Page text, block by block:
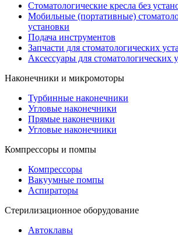
Стоматологические кресла без
Мобильные (портативные)
установки
Подача инструментов
Запчасти для стоматологических
Аксессуары для стоматологических
Наконечники и микромоторы
Турбинные наконечники
Угловые наконечники
Прямые наконечники
Угловые наконечники
Компрессоры и помпы
Компрессоры
Вакуумные помпы
Аспираторы
Стерилизационное оборудование
Автоклавы